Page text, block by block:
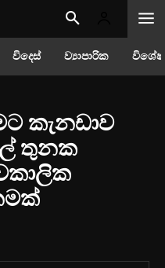
විදෙස් ව්‍යාපාරික
කැනඩාව
තුනක